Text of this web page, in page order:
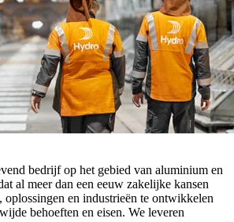
bedrijf op het gebied van aluminium en
al meer dan een eeuw zakelijke kansen
oplossingen en industrieën te ontwikkelen
behoeften en eisen. We leveren